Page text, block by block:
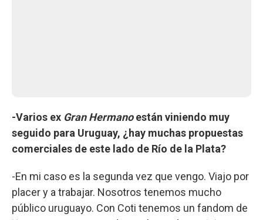
-Varios ex Gran Hermanoestán viniendo muy
seguido para Uruguay, ¿hay muchas propuestas
comerciales de este lado de Río de la Plata?
-En mi caso es la segunda vez que vengo. Viajo por
placer y a trabajar. Nosotros tenemos mucho
público uruguayo. Con Coti tenemos un fandom de